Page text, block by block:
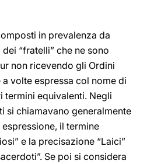
in prevalenza da
“fratelli” che ne sono
non ricevendo gli Ordini
volte espressa col nome di
termini equivalenti. Negli
si chiamavano generalmente
espressione, il termine
e la precisazione “Laici”
Se poi si considera